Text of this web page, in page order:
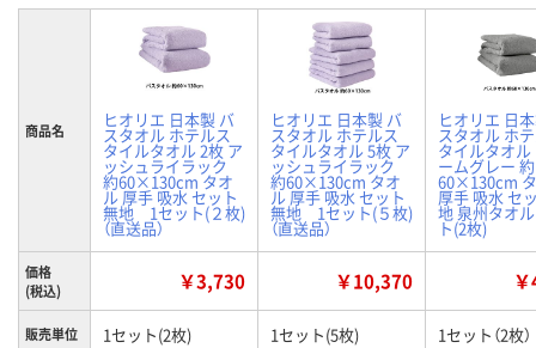
商品名 ヒオリエ 日本製 バ
スタオル ホテルス
タイルタオル 2枚 ア
ッシュライラック
約60×130cm タオ
ル 厚手 吸水 セット
無地 1セット(２枚)
（直送品）
ヒオリエ 日本製 バ
スタオル ホテルス
タイルタオル 5枚 ア
ッシュライラック
約60×130cm タオ
ル 厚手 吸水 セット
無地 1セット(５枚)
（直送品）
ヒオリエ 日
スタオル ホ
タイルタオル
ームグレー 約
60×130cm
厚手 吸水 セ
地 泉州タオ
ト(2枚)
価格
(税込)
￥3,730 ￥10,370
販売単位 1セット(2枚) 1セット(5枚) 1セット（2枚）